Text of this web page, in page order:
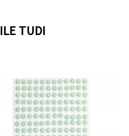
TUDI